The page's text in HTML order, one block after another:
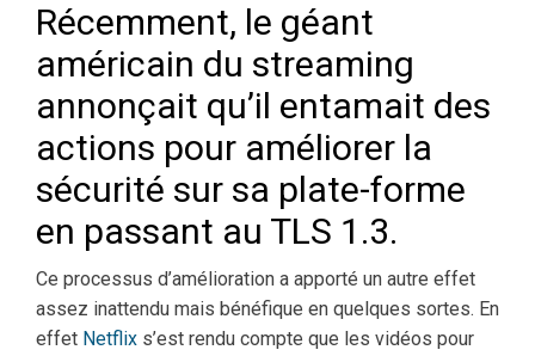
Récemment, le géant
américain du streaming
annonçait qu’il entamait des
actions pour améliorer la
sécurité sur sa plate-forme
en passant au TLS 1.3.
Ce processus d’amélioration a apporté un autre effet
assez inattendu mais bénéfique en quelques sortes. En
effet Netflix s’est rendu compte que les vidéos pour